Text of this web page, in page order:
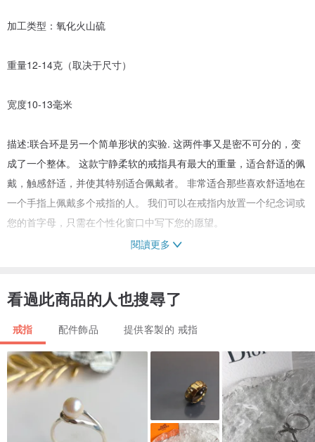
加工类型：氧化火山硫
重量12-14克（取决于尺寸）
宽度10-13毫米
描述:联合环是另一个简单形状的实验. 这两件事又是密不可分的，变
成了一个整体。 这款宁静柔软的戒指具有最大的重量，适合舒适的佩
戴，触感舒适，并使其特别适合佩戴者。 非常适合那些喜欢舒适地在
一个手指上佩戴多个戒指的人。 我们可以在戒指内放置一个纪念词或
您的首字母，只需在个性化窗口中写下您的愿望。
看起来很棒的手，单独和结合其他戒指，完美地补充彼此和你的形
这枚戒指将根据您的尺寸定制，不会与这里显示的相同，但它将具有
相同的比例和外观。 这将是一个新的独特的戒指，因为它不能完美地
复制。 它只会为你做！
可用的个性化
閱讀更多
看過此商品的人也搜尋了
戒指 配件飾品 提供客製的 戒指